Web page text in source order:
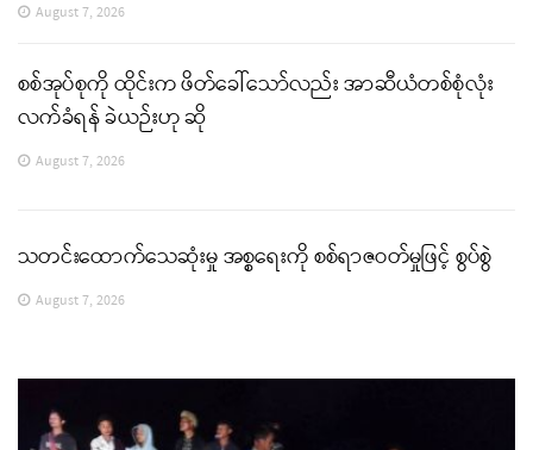
August 7, 2026
စစ်အုပ်စုကို ထိုင်းက ဖိတ်ခေါ်သော်လည်း အာဆီယံတစ်စုံလုံး
လက်ခံရန် ခဲယဉ်းဟု ဆို
August 7, 2026
သတင်းထောက်သေဆုံးမှု အစ္စရေးကို စစ်ရာဇဝတ်မှုဖြင့် စွပ်စွဲ
August 7, 2026